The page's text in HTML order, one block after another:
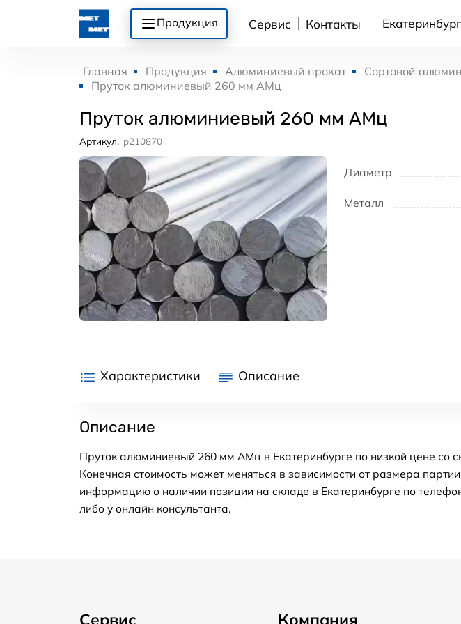
Продукция Сервис Контакты Екатеринбург
Главная Продукция Алюминиевый прокат Сортовой
Пруток алюминиевый 260 мм АМц
Пруток алюминиевый 260 мм АМц
Артикул. p210870
Диаметр
Металл
Характеристики Описание
Описание
Пруток алюминиевый 260 мм АМц в Екатеринбурге по низкой цене со
Конечная стоимость может меняться в зависимости от размера
информацию о наличии позиции на складе в Екатеринбурге по
либо у онлайн консультанта.
Сервис Компания